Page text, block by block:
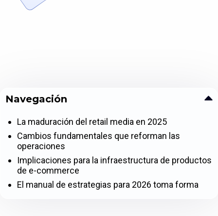
Navegación
La maduración del retail media en 2025
Cambios fundamentales que reforman las
operaciones
Implicaciones para la infraestructura de productos
de e-commerce
El manual de estrategias para 2026 toma forma